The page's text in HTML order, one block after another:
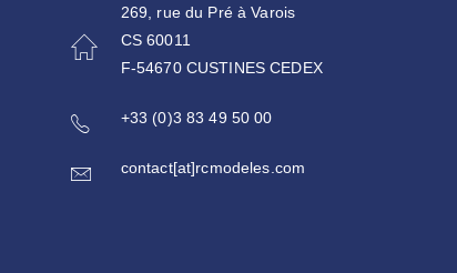
269, rue du Pré à Varois
CS 60011
F-54670 CUSTINES CEDEX
+33 (0)3 83 49 50 00
contact[at]rcmodeles.com